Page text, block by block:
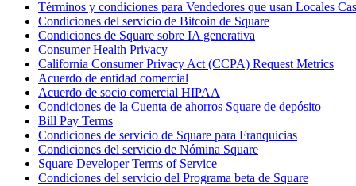
Términos y condiciones para Vendedores que usan Locales
Condiciones del servicio de Bitcoin de Square
Condiciones de Square sobre IA generativa
Consumer Health Privacy
California Consumer Privacy Act (CCPA) Request Metrics
Acuerdo de entidad comercial
Acuerdo de socio comercial HIPAA
Condiciones de la Cuenta de ahorros Square de depósito
Bill Pay Terms
Condiciones de servicio de Square para Franquicias
Condiciones del servicio de Nómina Square
Square Developer Terms of Service
Condiciones del servicio del Programa beta de Square